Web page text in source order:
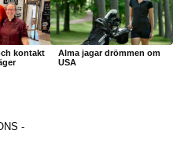
kontakt
Alma jagar drömmen om
USA